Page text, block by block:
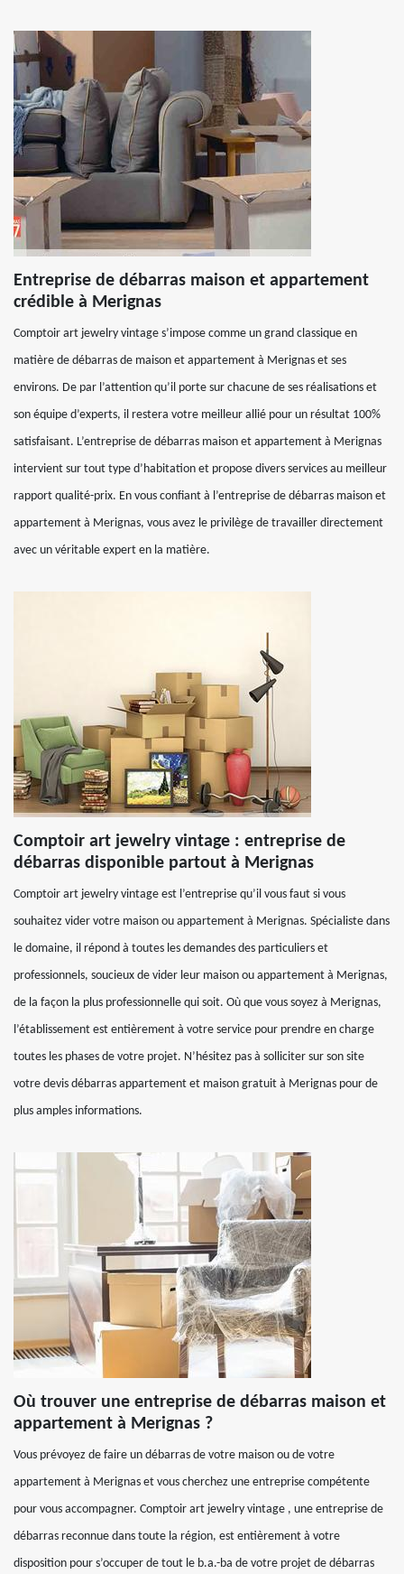
Entreprise de débarras maison et appartement
crédible à Merignas
Comptoir art jewelry vintage s’impose comme un grand classique en
matière de débarras de maison et appartement à Merignas et ses
environs. De par l’attention qu’il porte sur chacune de ses réalisations et
son équipe d’experts, il restera votre meilleur allié pour un résultat 100%
satisfaisant. L’entreprise de débarras maison et appartement à Merignas
intervient sur tout type d’habitation et propose divers services au meilleur
rapport qualité-prix. En vous confiant à l’entreprise de débarras maison et
appartement à Merignas, vous avez le privilège de travailler directement
avec un véritable expert en la matière.
Comptoir art jewelry vintage : entreprise de
débarras disponible partout à Merignas
Comptoir art jewelry vintage est l’entreprise qu’il vous faut si vous
souhaitez vider votre maison ou appartement à Merignas. Spécialiste dans
le domaine, il répond à toutes les demandes des particuliers et
professionnels, soucieux de vider leur maison ou appartement à Merignas,
de la façon la plus professionnelle qui soit. Où que vous soyez à Merignas,
l’établissement est entièrement à votre service pour prendre en charge
toutes les phases de votre projet. N’hésitez pas à solliciter sur son site
votre devis débarras appartement et maison gratuit à Merignas pour de
plus amples informations.
Où trouver une entreprise de débarras maison et
appartement à Merignas ?
Vous prévoyez de faire un débarras de votre maison ou de votre
appartement à Merignas et vous cherchez une entreprise compétente
pour vous accompagner. Comptoir art jewelry vintage , une entreprise de
débarras reconnue dans toute la région, est entièrement à votre
disposition pour s’occuper de tout le b.a.-ba de votre projet de débarras